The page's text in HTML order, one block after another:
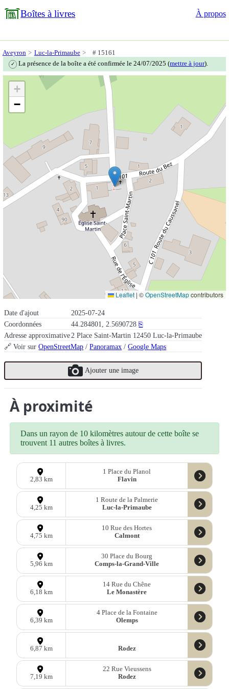
Boîtes à livres À propos
Aveyron Luc-la-Primaube # 15161
✓ La présence de la boîte a été confirmée le 24/07/2025 (mettre à jour).
Date d'ajout
2025-07-24
Coordonnées
44.284801, 2.5690728 ⎘
Adresse approximative2 Place Saint-Martin 12450 Luc-la-Primaube
🔗 Voir surOpenStreetMap /Panoramax /Google Maps
Ajouter une image
+
−
Leaflet | ©OpenStreetMapcontributors
À proximité
Dans un rayon de 10 kilomètres autour de cette boîte se
trouvent 11 autres boîtes à livres.
2,83 km
1 Place du Planol
Flavin
4,25 km
1 Route de la Palmerie
Luc-la-Primaube
4,75 km
10 Rue des Hortes
Calmont
5,96 km
30 Place du Bourg
Comps-la-Grand-Ville
6,18 km
14 Rue du Chêne
Le Monastère
6,39 km
4 Place de la Fontaine
Olemps
6,87 km Rodez
7,19 km
22 Rue Vieussens
Rodez